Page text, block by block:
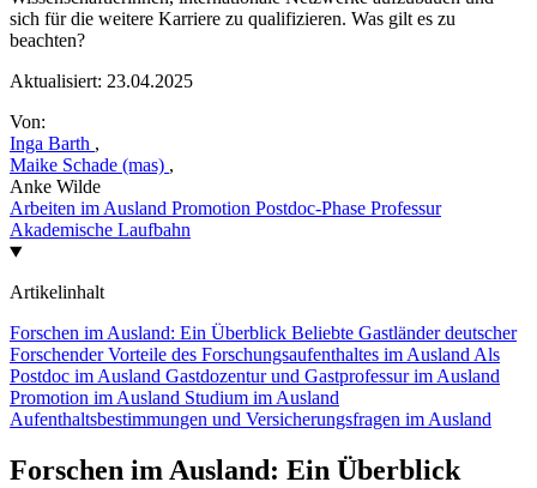
sich für die weitere Karriere zu qualifizieren. Was gilt es zu
beachten?
Aktualisiert: 23.04.2025
Von:
Inga Barth ,
Maike Schade (mas) ,
Anke Wilde
Arbeiten im Ausland Promotion Postdoc-Phase Professur
Akademische Laufbahn
Artikelinhalt
Forschen im Ausland: Ein Überblick Beliebte Gastländer deutscher
ForschenderVorteile des Forschungsaufenthaltes im AuslandAls
Postdoc im Ausland Gastdozentur und Gastprofessur im Ausland
Promotion im Ausland Studium im Ausland
Aufenthaltsbestimmungen und Versicherungsfragen im Ausland
Forschen im Ausland: Ein Überblick